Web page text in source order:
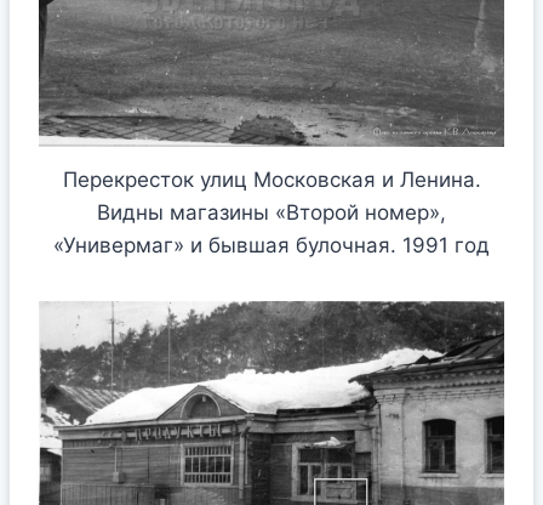
Перекресток улиц Московская и Ленина.
Видны магазины «Второй номер»,
«Универмаг» и бывшая булочная. 1991 год